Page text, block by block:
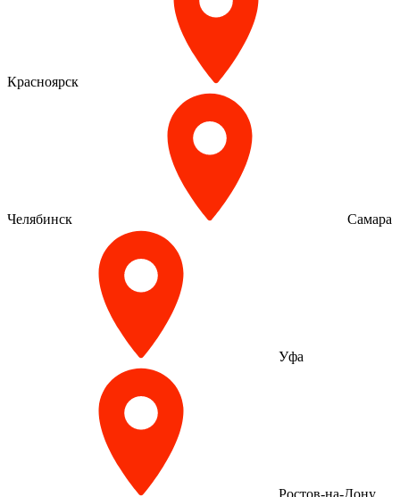
Красноярск
Челябинск Самара
Уфа
Ростов-на-Дону